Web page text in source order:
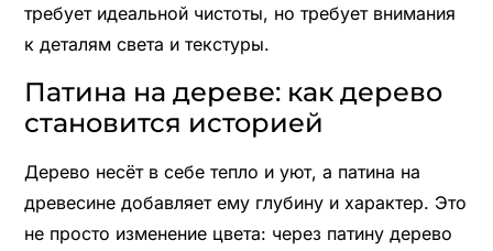
требует идеальной чистоты, но требует внимания
к деталям света и текстуры.
Патина на дереве: как дерево
становится историей
Дерево несёт в себе тепло и уют, а патина на
древесине добавляет ему глубину и характер. Это
не просто изменение цвета: через патину дерево